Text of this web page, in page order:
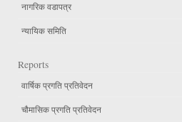
नागरिक वडापत्र
न्यायिक समिति
Reports
वार्षिक प्रगति प्रतिवेदन
चौमासिक प्रगति प्रतिवेदन